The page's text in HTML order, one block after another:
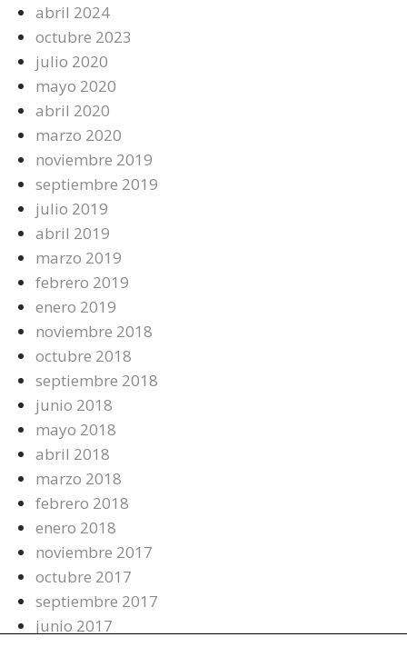
abril 2024
octubre 2023
julio 2020
mayo 2020
abril 2020
marzo 2020
noviembre 2019
septiembre 2019
julio 2019
abril 2019
marzo 2019
febrero 2019
enero 2019
noviembre 2018
octubre 2018
septiembre 2018
junio 2018
mayo 2018
abril 2018
marzo 2018
febrero 2018
enero 2018
noviembre 2017
octubre 2017
septiembre 2017
junio 2017